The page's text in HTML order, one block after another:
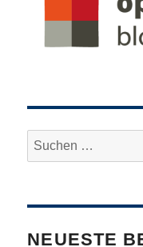
Suche
nach:
NEUESTE